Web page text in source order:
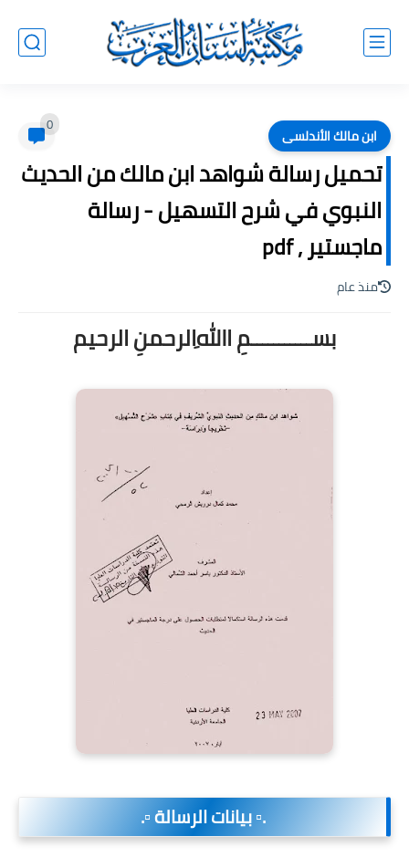
ابن مالك الأندلسى 0
تحميل رسالة شواهد ابن مالك من الحديث
النبوي في شرح التسهيل - رسالة
ماجستير , pdf
منذ عام
بســـــــــــمِ اﷲِالرحمنِ الرحيم
.▫️ بيانات الرسالة ▫️.